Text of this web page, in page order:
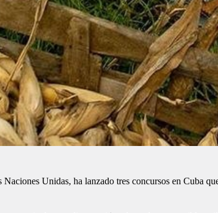
Unidas, ha lanzado tres concursos en Cuba